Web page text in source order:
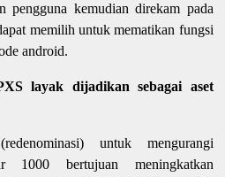
pengguna kemudian direkam pada
memilih untuk mematikan fungsi
android.
layak dijadikan sebagai aset
untuk mengurangi
1000 bertujuan meningkatkan